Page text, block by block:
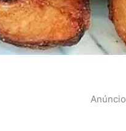
Anúncio